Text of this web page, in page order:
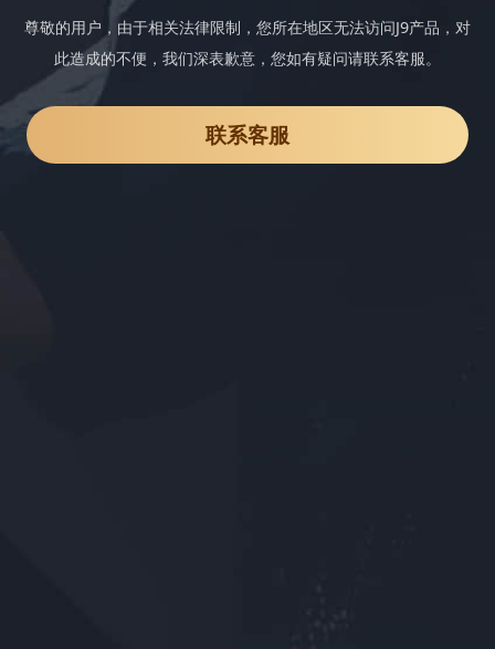
尊敬的用户，由于相关法律限制，您所在地区无法访问J9产品，对
此造成的不便，我们深表歉意，您如有疑问请联系客服。
联系客服